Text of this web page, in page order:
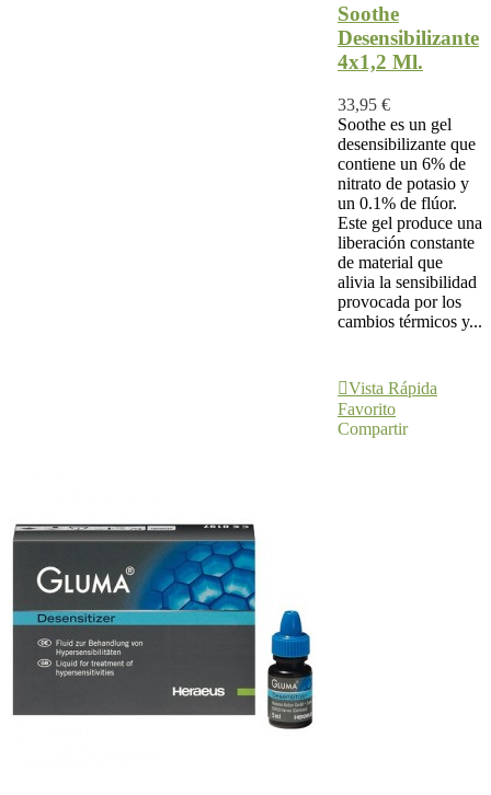
Soothe
Desensibilizante
4x1,2 Ml.
33,95 €
Soothe es un gel
desensibilizante que
contiene un 6% de
nitrato de potasio y
un 0.1% de flúor.
Este gel produce una
liberación constante
de material que
alivia la sensibilidad
provocada por los
cambios térmicos y...
Vista Rápida
Favorito
Compartir